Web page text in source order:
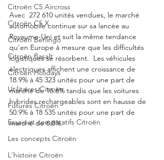
Citroën C5 Aircross
Citroën C5 X
Citroën Berlingo
Citroën Basalt
Citroën Holidays
Utilitaires Citroën
Futures Citroën
Essais et comparatifs Citroën
Les concepts Citroën
L'histoire Citroën
Avec  272 610 unités vendues, le marché
automobile continue sur sa lancée au
Royaume-Uni et suit la même tendance
qu'en Europe à mesure que les difficultés
logistiques se résorbent.  Les véhicules
électriques affichent une croissance de
18.9% à 45 323 unités pour une part de
marché de 16.6% tandis que les voitures
hybrides rechargeables sont en hausse de
50.9% à 18 535 unités pour une part de
marché de 6.8%.